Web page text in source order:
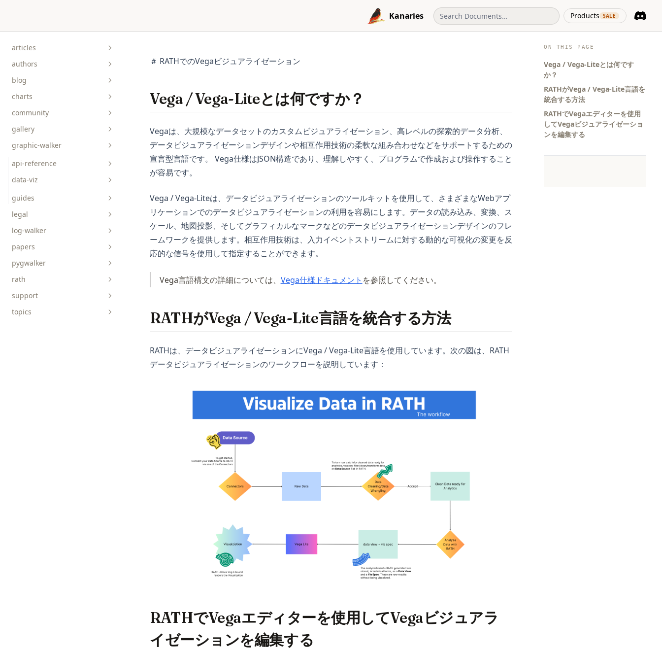
Kanaries
Products SALE
(opens in
articles
authors
blog
charts
community
gallery
bar__box__rect
line__area
pie__tick__other
scatterplot__heatmap
graphic-walker
api-reference
data-viz
guides
legal
log-walker
papers
pygwalker
api-reference
faq
tutorials
rath
connect-data
discover-causals
support
topics
ON THIS PAGE
Vega / Vega-Liteとは何です
か？
RATHがVega / Vega-Lite言語を
統合する方法
RATHでVegaエディターを使用
してVegaビジュアライゼーショ
ンを編集する
＃ RATHでのVegaビジュアライゼーション
Vega / Vega-Liteとは何ですか？
Vegaは、大規模なデータセットのカスタムビジュアライゼーション、高レベルの探索的データ分析、
データビジュアライゼーションデザインや相互作用技術の柔軟な組み合わせなどをサポートするための
宣言型言語です。 Vega仕様はJSON構造であり、理解しやすく、プログラムで作成および操作すること
が容易です。
Vega / Vega-Liteは、データビジュアライゼーションのツールキットを使用して、さまざまなWebアプ
リケーションでのデータビジュアライゼーションの利用を容易にします。データの読み込み、変換、ス
ケール、地図投影、そしてグラフィカルなマークなどのデータビジュアライゼーションデザインのフレ
ームワークを提供します。相互作用技術は、入力イベントストリームに対する動的な可視化の変更を反
応的な信号を使用して指定することができます。
Vega言語構文の詳細については、 Vega仕様ドキュメント (opens in a new tab)
を参照してください。
RATHがVega / Vega-Lite言語を統合する方法
RATHは、データビジュアライゼーションにVega / Vega-Lite言語を使用しています。次の図は、RATH
データビジュアライゼーションのワークフローを説明しています：
RATHでVegaエディターを使用してVegaビジュアラ
イゼーションを編集する